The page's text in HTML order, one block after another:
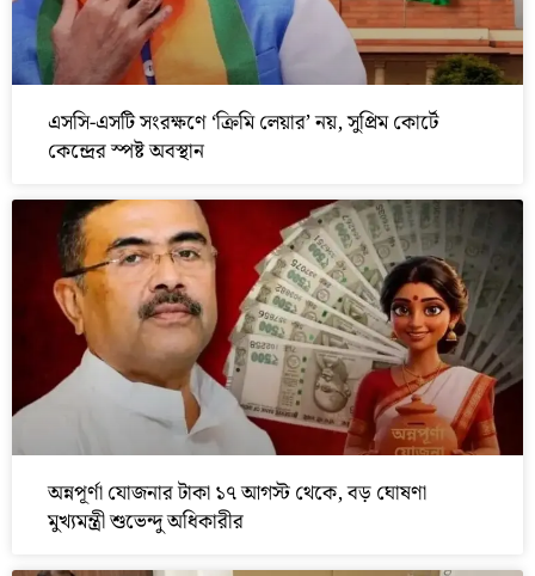
এসসি-এসটি সংরক্ষণে ‘ক্রিমি লেয়ার’ নয়, সুপ্রিম কোর্টে
কেন্দ্রের স্পষ্ট অবস্থান
অন্নপূর্ণা যোজনার টাকা ১৭ আগস্ট থেকে, বড় ঘোষণা
মুখ্যমন্ত্রী শুভেন্দু অধিকারীর